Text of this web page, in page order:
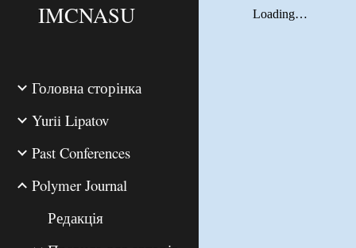
IMCNASU
Головна сторінка
Yurii Lipatov
Past Conferences
Polymer Journal
Редакція